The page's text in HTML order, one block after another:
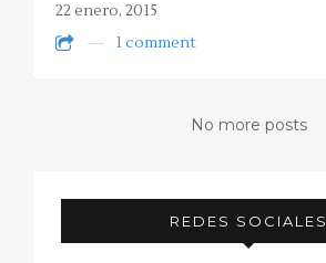
22 enero, 2015
1 comment
No more posts
REDES SOCIALES